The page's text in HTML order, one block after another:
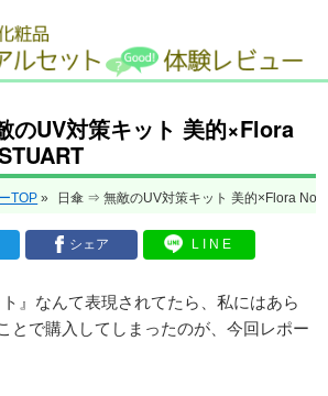
のUV対策キット 美的×Flora
TOP » 日傘 ⇒ 無敵のUV対策キット 美的×Flora
シェア LINE
ト』なんて表現されてたら、私にはあら
で購入してしまったのが、今回レポー